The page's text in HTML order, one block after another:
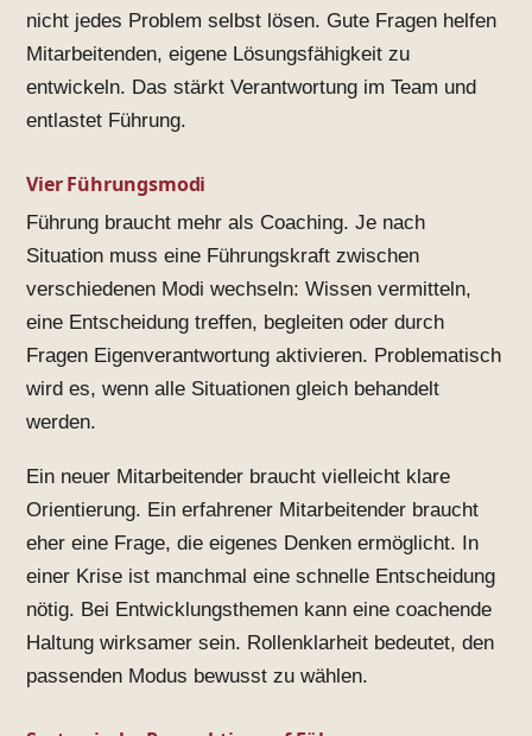
nicht jedes Problem selbst lösen. Gute Fragen helfen
Mitarbeitenden, eigene Lösungsfähigkeit zu
entwickeln. Das stärkt Verantwortung im Team und
entlastet Führung.
Vier Führungsmodi
Führung braucht mehr als Coaching. Je nach
Situation muss eine Führungskraft zwischen
verschiedenen Modi wechseln: Wissen vermitteln,
eine Entscheidung treffen, begleiten oder durch
Fragen Eigenverantwortung aktivieren. Problematisch
wird es, wenn alle Situationen gleich behandelt
werden.
Ein neuer Mitarbeitender braucht vielleicht klare
Orientierung. Ein erfahrener Mitarbeitender braucht
eher eine Frage, die eigenes Denken ermöglicht. In
einer Krise ist manchmal eine schnelle Entscheidung
nötig. Bei Entwicklungsthemen kann eine coachende
Haltung wirksamer sein. Rollenklarheit bedeutet, den
passenden Modus bewusst zu wählen.